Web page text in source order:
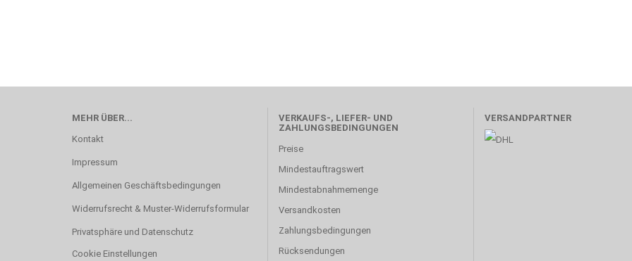
MEHR ÜBER...
Kontakt
Impressum
Allgemeinen Geschäftsbedingungen
Widerrufsrecht & Muster-Widerrufsformular
Privatsphäre und Datenschutz
Cookie Einstellungen
VERKAUFS-, LIEFER- UND
ZAHLUNGSBEDINGUNGEN
Preise
Mindestauftragswert
Mindestabnahmemenge
Versandkosten
Zahlungsbedingungen
Rücksendungen
VERSANDPARTNER